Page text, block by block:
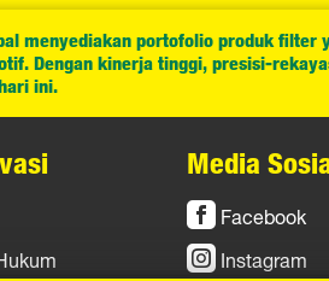
menyediakan portofolio produk filter
Dengan kinerja tinggi, presisi-
ini.
Media
Facebook
Instagram